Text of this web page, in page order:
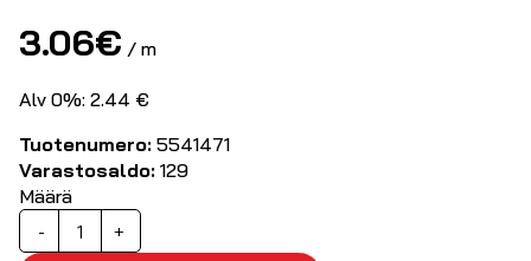
3.06€ / m
Alv 0%: 2.44 €
Tuotenumero: 5541471
Varastosaldo: 129
Määrä
-
Kytkentälanka
RADOX®
+